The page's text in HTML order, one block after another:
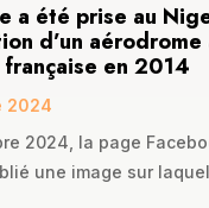
a été prise au
d’un aérodrome
française en 2014
2024
2024, la page
une image sur